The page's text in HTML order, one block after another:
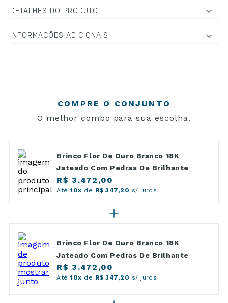
DETALHES DO PRODUTO
INFORMAÇÕES ADICIONAIS
COMPRE O CONJUNTO
O melhor combo para sua escolha.
Brinco Flor De Ouro Branco 18K
Jateado Com Pedras De Brilhante
R$ 3.472,00
Até10x de R$ 347,20 s/ juros
Brinco Flor De Ouro Branco 18K
Jateado Com Pedras De Brilhante
R$ 3.472,00
Até10x de R$ 347,20 s/ juros